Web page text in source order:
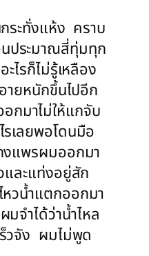
ระทั่งแห้ง คราบ
ประมาณสี่ทุ่มทุก
ไรก็ไม่รู้เหลือง
ยหนักขึ้นไปอีก
กมาไม่ให้แกจับ
เลยพอโดนมือ
งแพรผมออกมา
ละแท่งอยู่สัก
วน้ำแตกออกมา
จำได้ว่าน้ำไหล
วจัง ผมไม่พูด